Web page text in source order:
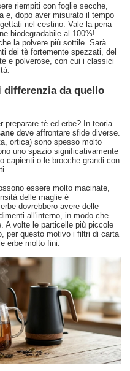
riempiti con foglie secche,
e, dopo aver misurato il tempo
nel cestino. Vale la pena
biodegradabile al 100%!
la polvere più sottile. Sarà
dei tè fortemente spezzati, del
e polverose, con cui i classici
differenzia da quello
preparare tè ed erbe? In teoria
deve affrontare sfide diverse.
ortica) sono spesso molto
uno spazio significativamente
capienti o le brocche grandi con
essere molto macinate,
delle maglie è
dovrebbero avere delle
all'interno, in modo che
A volte le particelle più piccole
per questo motivo i filtri di carta
erbe molto fini.